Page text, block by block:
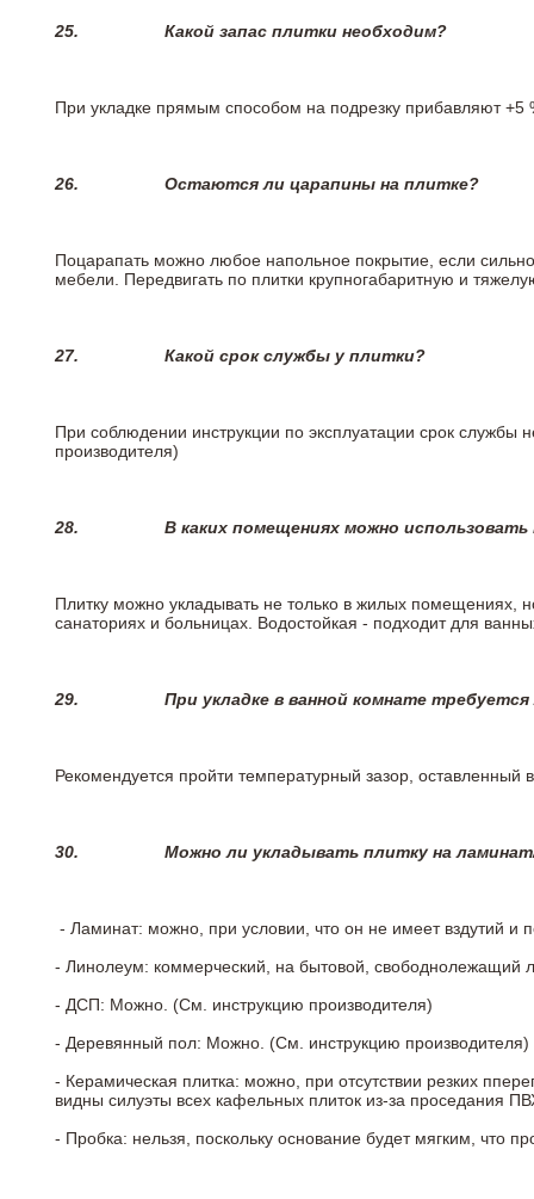
25. Какой запас плитки необходим?
При укладке прямым способом на подрезку прибавляют +5
26. Остаются ли царапины на плитке?
Поцарапать можно любое напольное покрытие, если
мебели. Передвигать по плитки крупногабаритную и
27. Какой срок службы у плитки?
При соблюдении инструкции по эксплуатации срок
производителя)
28. В каких помещениях можно
Плитку можно укладывать не только в жилых помещениях,
санаториях и больницах. Водостойкая - подходит для
29. При укладке в ванной комнате
Рекомендуется пройти температурный зазор,
30. Можно ли укладывать плитку на
- Ламинат: можно, при условии, что он не имеет вздутий
- Линолеум: коммерческий, на бытовой, свободнолежащий
- ДСП: Можно. (См. инструкцию производителя)
- Деревянный пол: Можно. (См. инструкцию производителя)
- Керамическая плитка: можно, при отсутствии резких
видны силуэты всех кафельных плиток из-за проседания
- Пробка: нельзя, поскольку основание будет мягким, что